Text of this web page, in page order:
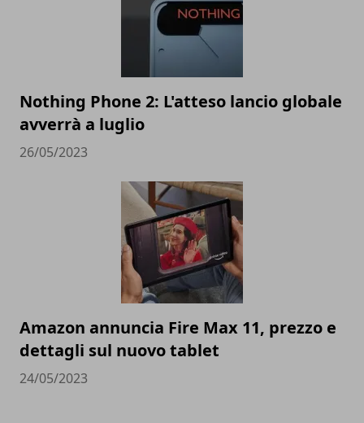
Nothing Phone 2: L'atteso lancio globale
avverrà a luglio
26/05/2023
Amazon annuncia Fire Max 11, prezzo e
dettagli sul nuovo tablet
24/05/2023